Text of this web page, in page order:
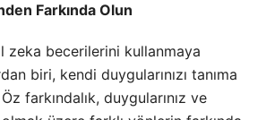
Farkında Olun
zeka becerilerini kullanmaya
biri, kendi duygularınızı tanıma
farkındalık, duygularınız ve